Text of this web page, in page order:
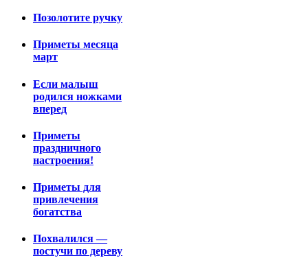
Позолотите ручку
Приметы месяца
март
Если малыш
родился ножками
вперед
Приметы
праздничного
настроения!
Приметы для
привлечения
богатства
Похвалился —
постучи по дереву